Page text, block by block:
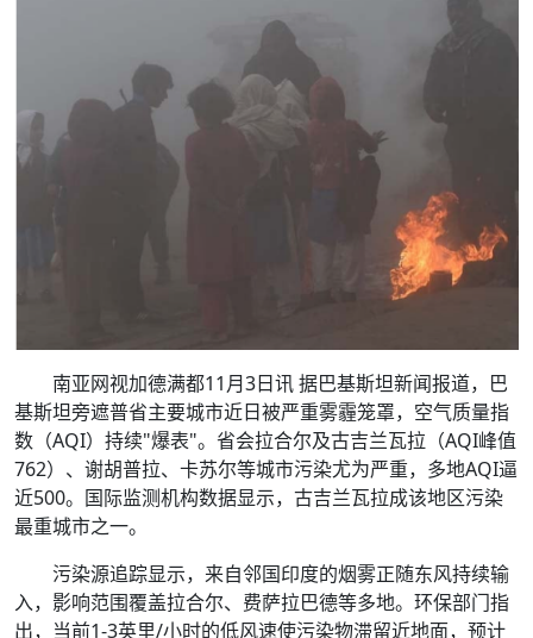
南亚网视加德满都11月3日讯 据巴基斯坦新闻报道，巴
基斯坦旁遮普省主要城市近日被严重雾霾笼罩，空气质量指
数（AQI）持续"爆表"。省会拉合尔及古吉兰瓦拉（AQI峰值
762）、谢胡普拉、卡苏尔等城市污染尤为严重，多地AQI逼
近500。国际监测机构数据显示，古吉兰瓦拉成该地区污染
最重城市之一。
污染源追踪显示，来自邻国印度的烟雾正随东风持续输
入，影响范围覆盖拉合尔、费萨拉巴德等多地。环保部门指
出，当前1-3英里/小时的低风速使污染物滞留近地面，预计